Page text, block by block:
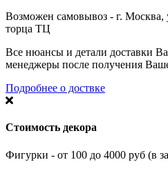
Возможен самовывоз - г. Москва,
торца ТЦ
Все нюансы и детали доставки
менеджеры после получения
Подробнее о доствке
Стоимость декора
Фигурки - от 100 до 4000 руб (в